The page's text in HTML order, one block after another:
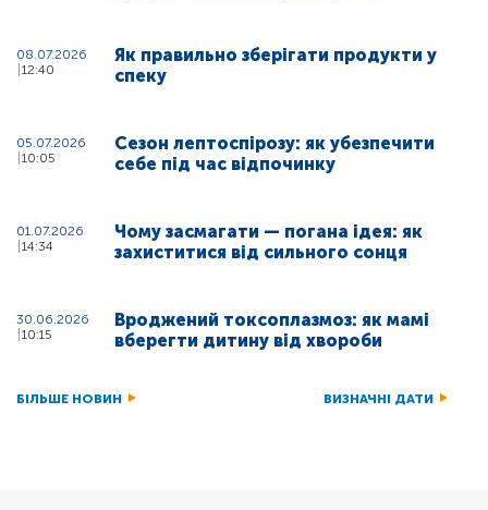
08.07.2026
12:40
Як правильно зберігати продукти у
спеку
05.07.2026
10:05
Сезон лептоспірозу: як убезпечити
себе під час відпочинку
01.07.2026
14:34
Чому засмагати — погана ідея: як
захиститися від сильного сонця
30.06.2026
10:15
Вроджений токсоплазмоз: як мамі
вберегти дитину від хвороби
БІЛЬШЕ НОВИН ВИЗНАЧНІ ДАТИ